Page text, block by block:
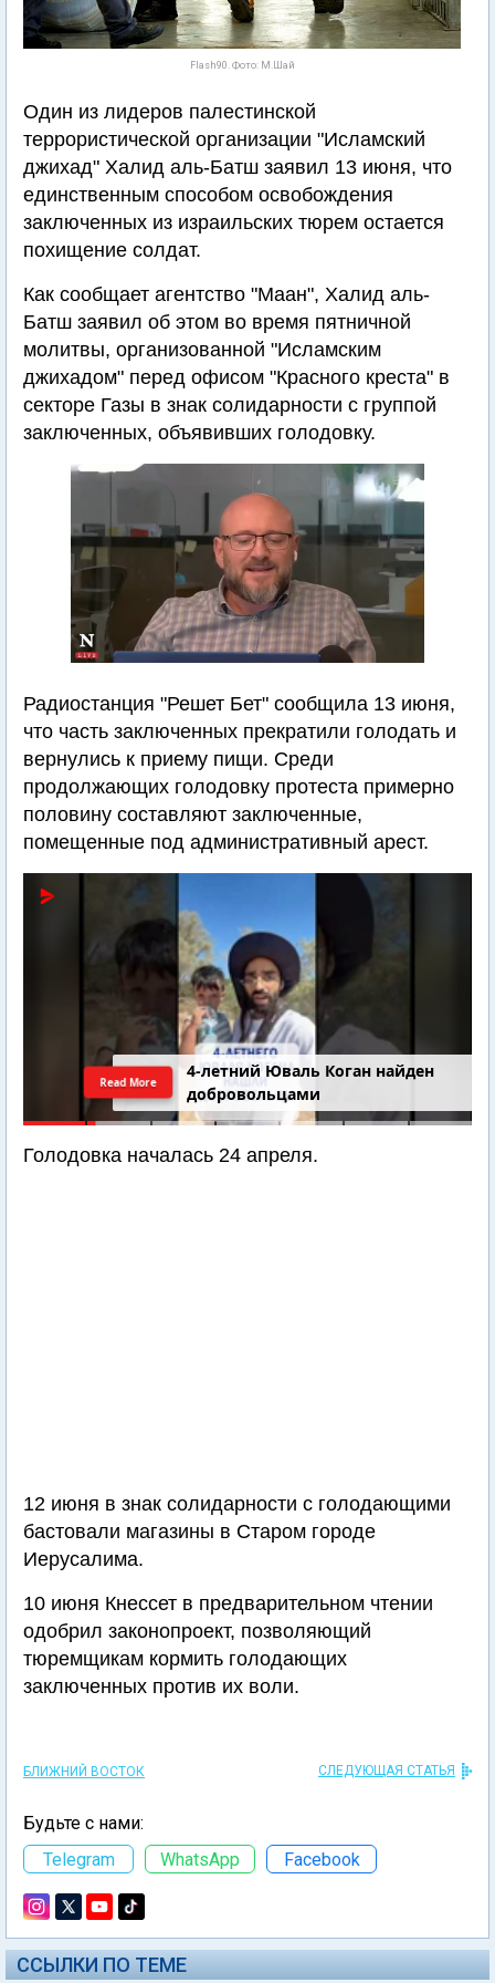
Flash90. Фото: М.Шай
Один из лидеров палестинской
террористической организации "Исламский
джихад" Халид аль-Батш заявил 13 июня, что
единственным способом освобождения
заключенных из израильских тюрем остается
похищение солдат.
Как сообщает агентство "Маан", Халид аль-
Батш заявил об этом во время пятничной
молитвы, организованной "Исламским
джихадом" перед офисом "Красного креста" в
секторе Газы в знак солидарности с группой
заключенных, объявивших голодовку.
Радиостанция "Решет Бет" сообщила 13 июня,
что часть заключенных прекратили голодать и
вернулись к приему пищи. Среди
продолжающих голодовку протеста примерно
половину составляют заключенные,
помещенные под административный арест.
4-летний Юваль Коган найден
добровольцами
Read More
Голодовка началась 24 апреля.
12 июня в знак солидарности с голодающими
бастовали магазины в Старом городе
Иерусалима.
10 июня Кнессет в предварительном чтении
одобрил законопроект, позволяющий
тюремщикам кормить голодающих
заключенных против их воли.
БЛИЖНИЙ ВОСТОК СЛЕДУЮЩАЯ СТАТЬЯ
Будьте с нами:
Telegram
WhatsApp Facebook
ССЫЛКИ ПО ТЕМЕ